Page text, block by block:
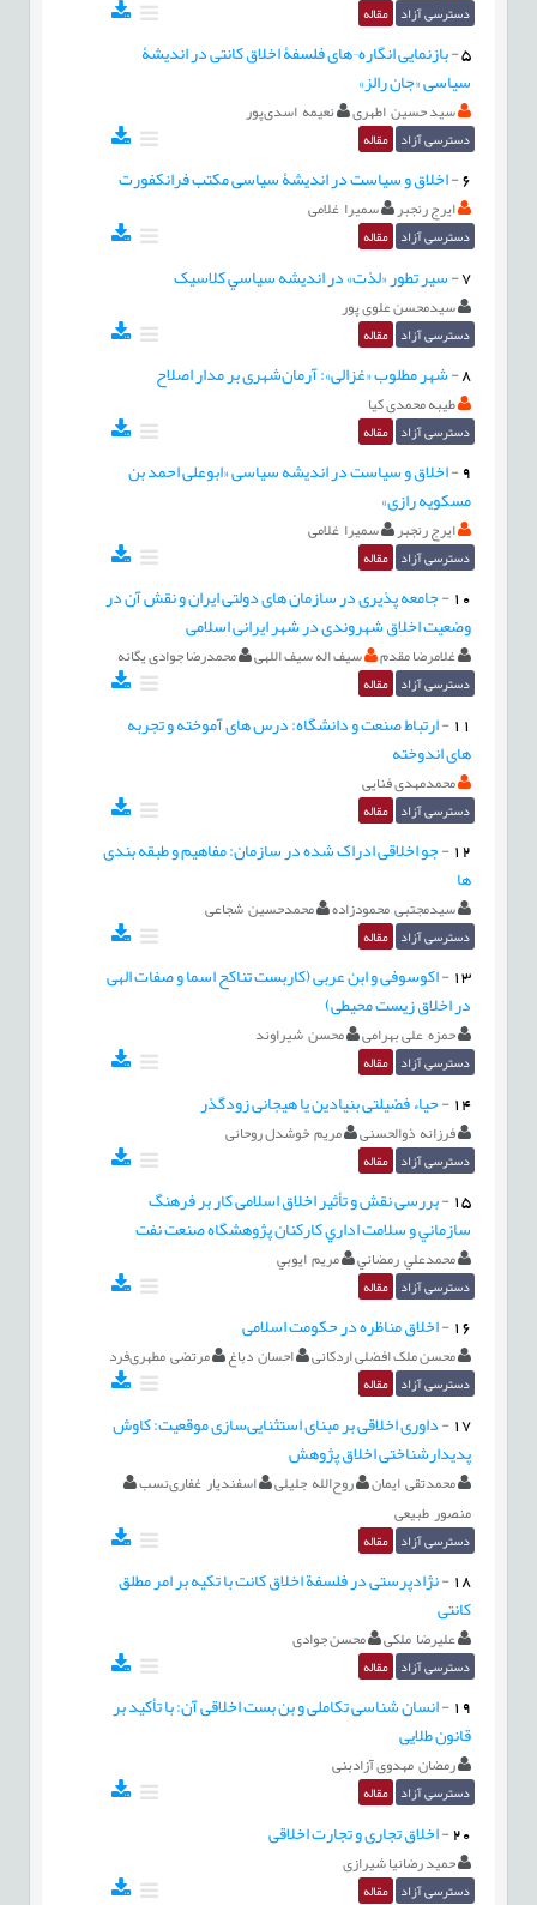
دسترسی آزاد مقاله
5
-بازنمایی انگاره¬های فلسفۀ اخلاق کانتی در اندیشۀ
سیاسی «جان رالز»
سید حسین اطهری نعیمه اسدی‌پور
دسترسی آزاد مقاله
6
-اخلاق و سیاست در اندیشۀ سیاسی مکتب فرانکفورت
ایرج رنجبر سمیرا غلامی
دسترسی آزاد مقاله
7
-سير تطور «لذت» در انديشه سياسي کلاسيک
سیدمحسن علوی پور
دسترسی آزاد مقاله
8
-شهر مطلوب «غزالی»: آرمان‌شهری بر مدار اصلاح
طیبه محمدی کیا
دسترسی آزاد مقاله
9
-اخلاق و سیاست در اندیشه سیاسی «ابوعلی احمد بن
مسکویه رازی»
ایرج رنجبر سمیرا غلامی
دسترسی آزاد مقاله
10
-جامعه پذیری در سازمان های دولتی ایران و نقش آن در
وضعیت اخلاق شهروندی در شهر ایرانی اسلامی
غلامرضا مقدم سیف اله سیف اللهی محمدرضا جوادی یگانه
دسترسی آزاد مقاله
11
-ارتباط صنعت و دانشگاه: درس های آموخته و تجربه
های اندوخته
محمدمهدی فنایی
دسترسی آزاد مقاله
12
-جو اخلاقی ادراک شده در سازمان: مفاهیم و طبقه بندی
ها
سیدمجتبی محمودزاده محمدحسین شجاعی
دسترسی آزاد مقاله
13
-اکوسوفی و ابن عربی (کاربست تناکح اسما و صفات الهی
در اخلاق زیست محیطی)
حمزه علی بهرامی محسن شیراوند
دسترسی آزاد مقاله
14
-حیاء فضیلتی بنیادین یا هیجانی زودگذر
فرزانه ذوالحسنی مریم خوشدل روحانی
دسترسی آزاد مقاله
15
-بررسی نقش و تأثیر اخلاق اسلامی كار بر فرهنگ
سازماني و سلامت اداري کارکنان پژوهشگاه صنعت نفت
محمدعلي رمضاني مريم ايوبي
دسترسی آزاد مقاله
16
-اخلاق مناظره در حکومت اسلامی
محسن ملک افضلی اردکانی احسان دباغ مرتضی مطهری‌فرد
دسترسی آزاد مقاله
17
-داوری اخلاقی بر مبنای استثنایی‌سازی موقعیت: کاوش
پدیدارشناختی اخلاق پژوهش
محمدتقی ایمان روح‌الله جلیلی
اسفندیار غفاری‌نسب
منصور طبیعی
دسترسی آزاد مقاله
18
-نژادپرستی در فلسفة اخلاق کانت با تکیه بر امر مطلق
کانتی
علیرضا ملکی محسن جوادی
دسترسی آزاد مقاله
19
-انسان شناسی تکاملی و بن بست اخلاقی آن: با تأکید بر
قانون طلایی
رمضان مهدوی آزادبنی
دسترسی آزاد مقاله
20
-اخلاق تجاری و تجارت اخلاقی
حمید رضانیا شیرازی
دسترسی آزاد مقاله